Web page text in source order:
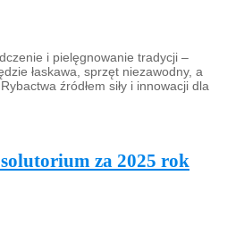
i pielęgnowanie tradycji –
łaskawa, sprzęt niezawodny, a
źródłem siły i innowacji dla
za 2025 rok